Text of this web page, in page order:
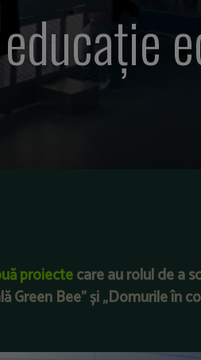
proiectecare au rolul de a
Green Bee” și „Domurile în